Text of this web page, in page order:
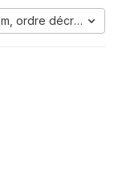
ordre décroissant